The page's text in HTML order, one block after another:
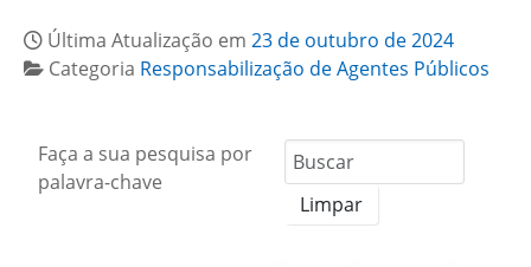
Última Atualização em 23 de outubro de 2024
Categoria Responsabilização de Agentes Públicos
Faça a sua pesquisa por
palavra-chave
Limpar